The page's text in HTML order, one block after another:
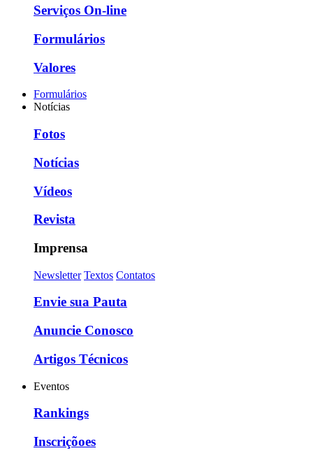
Serviços On-line
Formulários
Valores
Formulários
Notícias
Fotos
Notícias
Vídeos
Revista
Imprensa
Newsletter Textos Contatos
Envie sua Pauta
Anuncie Conosco
Artigos Técnicos
Eventos
Rankings
Inscriçõoes